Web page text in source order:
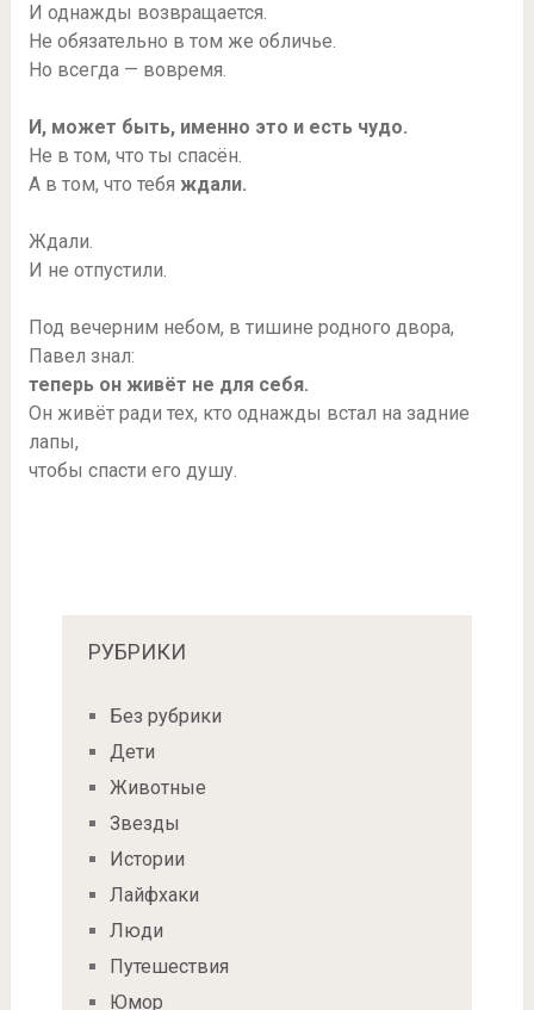
И однажды возвращается.
Не обязательно в том же обличье.
Но всегда — вовремя.
И, может быть, именно это и есть чудо.
Не в том, что ты спасён.
А в том, что тебя ждали.
Ждали.
И не отпустили.
Под вечерним небом, в тишине родного двора,
Павел знал:
теперь он живёт не для себя.
Он живёт ради тех, кто однажды встал на задние
лапы,
чтобы спасти его душу.
РУБРИКИ
Без рубрики
Дети
Животные
Звезды
Истории
Лайфхаки
Люди
Путешествия
Юмор